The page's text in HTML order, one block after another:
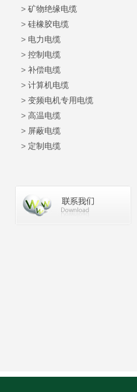
> 矿物绝缘电缆
> 硅橡胶电缆
> 电力电缆
> 控制电缆
> 补偿电缆
> 计算机电缆
> 变频电机专用电缆
> 高温电缆
> 屏蔽电缆
> 定制电缆